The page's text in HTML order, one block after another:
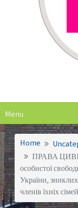
Menu
Home
ПРАВА
особистої
України,
членів їхніх